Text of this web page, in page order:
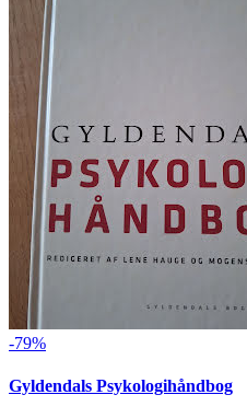
-79%
Gyldendals Psykologihåndbog